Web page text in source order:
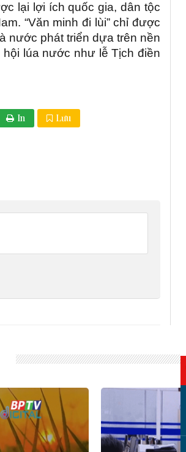
lại lợi ích quốc gia, dân tộc
“Văn minh đi lùi” chỉ được
nước phát triển dựa trên nền
lúa nước như lễ Tịch điền
In Lưu